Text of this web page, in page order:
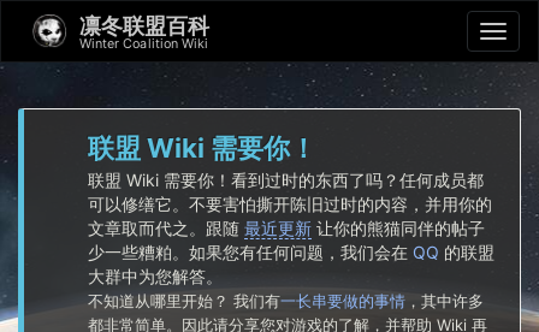
凛冬联盟百科
Winter Coalition Wiki
联盟 Wiki 需要你！
联盟 Wiki 需要你！看到过时的东西了吗？任何成员都
可以修缮它。不要害怕撕开陈旧过时的内容，并用你的
文章取而代之。跟随最近更新 让你的熊猫同伴的帖子
少一些糟粕。如果您有任何问题，我们会在 QQ 的联盟
大群中为您解答。
不知道从哪里开始？ 我们有一长串要做的事情 ，其中许多
都非常简单。因此请分享您对游戏的了解，并帮助 Wiki 再